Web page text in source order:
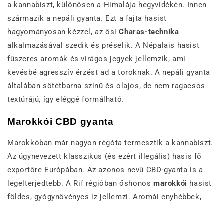
a kannabiszt, különösen a Himalája hegyvidékén. Innen
származik a nepáli gyanta. Ezt a fajta hasist
hagyományosan kézzel, az ősiCharas-technika
alkalmazásával szedik és préselik. A Népalais hasist
fűszeres aromák és virágos jegyek jellemzik, ami
kevésbé agresszív érzést ad a toroknak. A nepáli gyanta
általában sötétbarna színű és olajos, de nem ragacsos
textúrájú, így eléggé formálható.
Marokkói CBD gyanta
Marokkóban már nagyon régóta termesztik a kannabiszt.
Az úgynevezett klasszikus (és ezért illegális) hasis fő
exportőre Európában. Az azonos nevű CBD-gyanta is a
legelterjedtebb. A Rif régióban őshonosmarokkói hasist
földes, gyógynövényes íz jellemzi. Aromái enyhébbek,